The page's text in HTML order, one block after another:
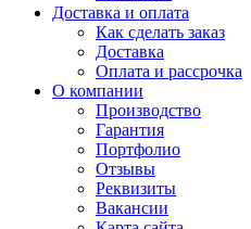
Доставка и оплата
Как сделать заказ
Доставка
Оплата и рассрочка
О компании
Производство
Гарантия
Портфолио
Отзывы
Реквизиты
Вакансии